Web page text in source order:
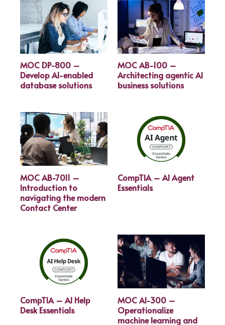
MOC DP-800 –
Develop AI-enabled
database solutions
MOC AB-100 –
Architecting agentic AI
business solutions
MOC AB-7011 –
Introduction to
navigating the modern
Contact Center
CompTIA – AI Agent
Essentials
CompTIA – AI Help
Desk Essentials
MOC AI-300 –
Operationalize
machine learning and